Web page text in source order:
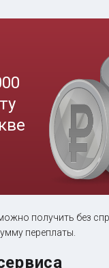
получить без
переплаты.